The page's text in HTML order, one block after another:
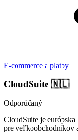
E-commerce a platby
CloudSuite 🇳🇱
Odporúčaný
CloudSuite je európska
pre veľkoobchodníkov